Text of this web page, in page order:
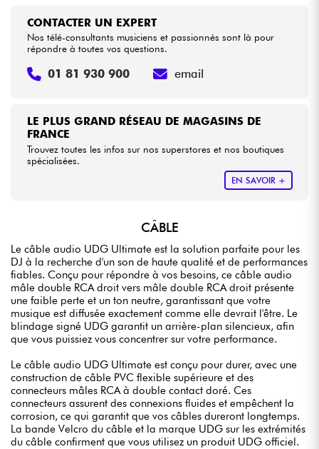
LE PLUS GRAND RÉSEAU DE MAGASINS DE
FRANCE
Trouvez toutes les infos sur nos superstores et nos boutiques
spécialisées.
EN SAVOIR +
CONTACTER UN EXPERT
Nos télé-consultants musiciens et passionnés sont là pour
répondre à toutes vos questions.
01 81 930 900 email
CÂBLE
Le câble audio UDG Ultimate est la solution parfaite pour les
DJ à la recherche d'un son de haute qualité et de performances
fiables. Conçu pour répondre à vos besoins, ce câble audio
mâle double RCA droit vers mâle double RCA droit présente
une faible perte et un ton neutre, garantissant que votre
musique est diffusée exactement comme elle devrait l'être. Le
blindage signé UDG garantit un arrière-plan silencieux, afin
que vous puissiez vous concentrer sur votre performance.
Le câble audio UDG Ultimate est conçu pour durer, avec une
construction de câble PVC flexible supérieure et des
connecteurs mâles RCA à double contact doré. Ces
connecteurs assurent des connexions fluides et empêchent la
corrosion, ce qui garantit que vos câbles dureront longtemps.
La bande Velcro du câble et la marque UDG sur les extrémités
du câble confirment que vous utilisez un produit UDG officiel.